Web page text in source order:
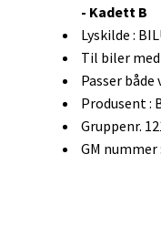
- Kadett B
Lyskilde :
Til biler
Passer
Produsent :
Gruppenr.
GM nummer